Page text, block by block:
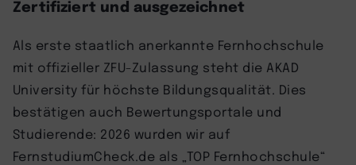
Zertifiziert und ausgezeichnet
Als erste staatlich anerkannte Fernhochschule
mit offizieller ZFU-Zulassung steht die AKAD
University für höchste Bildungsqualität. Dies
bestätigen auch Bewertungsportale und
Studierende: 2026 wurden wir auf
FernstudiumCheck.de als „TOP Fernhochschule“